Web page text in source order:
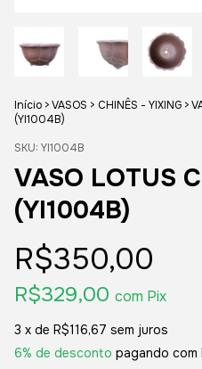
Início >VASOS > CHINÊS - YIXING >
(YI1004B)
SKU: YI1004B
VASO LOTUS
(YI1004B)
R$350,00
R$329,00 com Pix
3 x de R$116,67 sem juros
6% de desconto pagando com